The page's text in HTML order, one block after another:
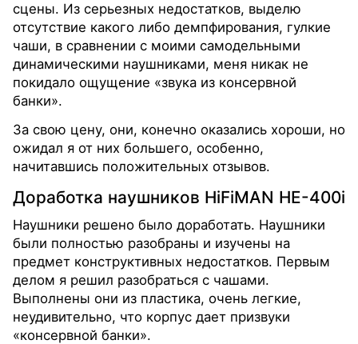
сцены. Из серьезных недостатков, выделю
отсутствие какого либо демпфирования, гулкие
чаши, в сравнении с моими самодельными
динамическими наушниками, меня никак не
покидало ощущение «звука из консервной
банки».
За свою цену, они, конечно оказались хороши, но
ожидал я от них большего, особенно,
начитавшись положительных отзывов.
Доработка наушников HiFiMAN HE-400i
Наушники решено было доработать. Наушники
были полностью разобраны и изучены на
предмет конструктивных недостатков. Первым
делом я решил разобраться с чашами.
Выполнены они из пластика, очень легкие,
неудивительно, что корпус дает призвуки
«консервной банки».